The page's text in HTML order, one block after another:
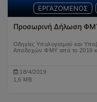
ΕΡΓΑΖΟΜΕΝΟΣ
Προσωρινή Δήλωση
Οδηγίες Υπολογισμού και
Αποδοχών ΦΜΥ από το 2019
18/4/2019
1,6 MB